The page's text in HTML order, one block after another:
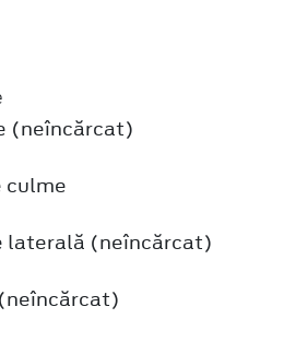
(neîncărcat)
culme
laterală (neîncărcat)